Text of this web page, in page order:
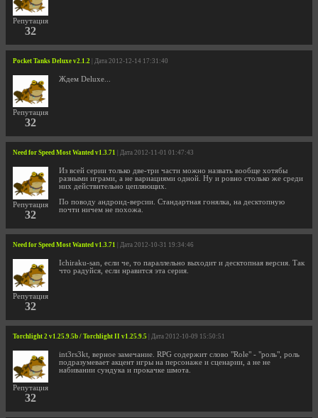
Репутация
32
Pocket Tanks Deluxe v2.1.2 | Дата 2012-12-14 17:31:40
Репутация
32
Ждем Deluxe...
Need for Speed Most Wanted v1.3.71 | Дата 2012-11-01 01:47:43
Репутация
32
Из всей серии только две-три части можно назвать вообще хотябы
разными играми, а не вариациями одной. Ну и ровно столько же среди
них действительно цепляющих.
По поводу андроид-версии. Стандартная гонялка, на десктопную
почти ничем не похожа.
Need for Speed Most Wanted v1.3.71 | Дата 2012-10-31 19:34:46
Репутация
32
Ichiraku-san, если че, то параллельно выходит и десктопная версия. Так
что радуйся, если нравится эта серия.
Torchlight 2 v1.25.9.5b / Torchlight II v1.25.9.5 | Дата 2012-10-09 15:50:51
Репутация
32
int3rs3kt, верное замечание. RPG содержит слово "Role" - "роль", роль
подразумевает акцент игры на персонаже и сценарии, а не не
набивании сундука и прокачке шмота.